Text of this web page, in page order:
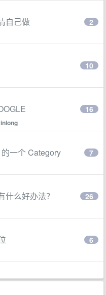
自己做 2
10
16
一个 Category 7
么好办法？ 26
6